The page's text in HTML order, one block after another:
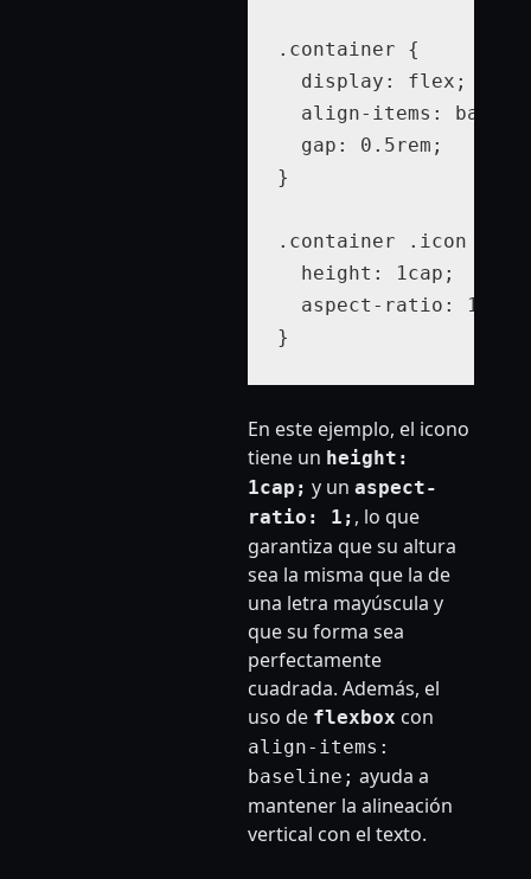
.container {
  display: flex;
align-items:
  gap: 0.5rem;
}
.container .icon {
  height: 1cap;
  aspect-ratio: 1;
En este ejemplo, el icono
tiene un height:
1cap; y un aspect-
ratio: 1; , lo que
garantiza que su altura
sea la misma que la de
una letra mayúscula y
que su forma sea
perfectamente
cuadrada. Además, el
uso de flexbox con
align-items:
baseline; ayuda a
mantener la alineación
vertical con el texto.